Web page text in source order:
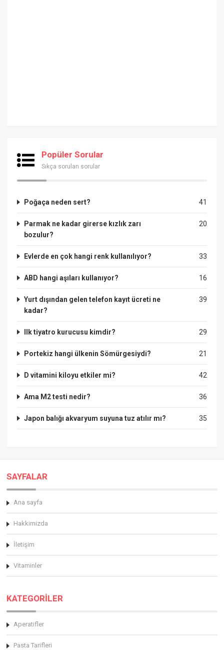
Popüler Sorular
Sıkça sorulan sorular
41
Poğaça neden sert?
20
Parmak ne kadar girerse kızlık zarı
bozulur?
33
Evlerde en çok hangi renk kullanılıyor?
16
ABD hangi aşıları kullanıyor?
39
Yurt dışından gelen telefon kayıt ücreti ne
kadar?
29
Ilk tiyatro kurucusu kimdir?
21
Portekiz hangi ülkenin Sömürgesiydi?
42
D vitamini kiloyu etkiler mi?
36
Ama M2 testi nedir?
35
Japon balığı akvaryum suyuna tuz atılır mı?
SAYFALAR
Ana sayfa
Hakkimizda
İletişim
Vitaminler
KATEGORİLER
Aperatifler
Pasta Tarifleri